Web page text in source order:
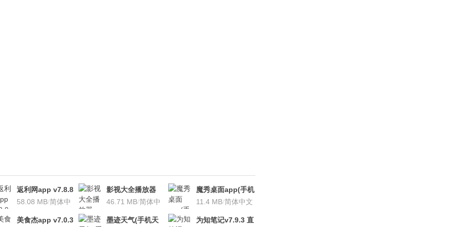
返利网app v7.8.8
安卓版
58.08 MB/简体中
影视大全播放器
v3.1.7 安卓版
46.71 MB/简体中
魔秀桌面app(手机
桌面软件)v6.8.6
11.4 MB/简体中文
美食杰app v7.0.3 墨迹天气(手机天 为知笔记v7.9.3 直